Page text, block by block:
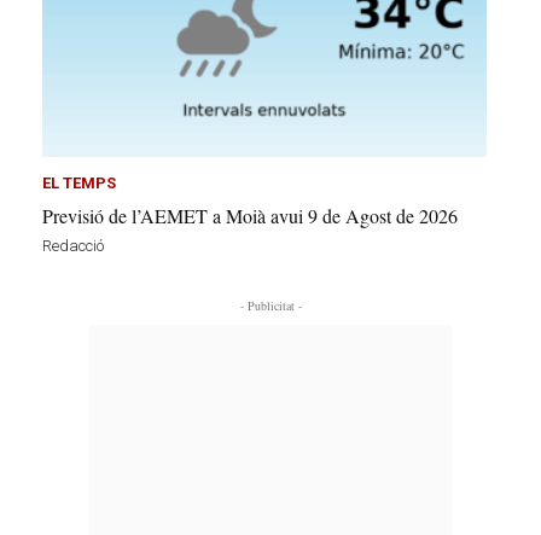
EL TEMPS
Previsió de l’AEMET a Moià avui 9 de Agost de 2026
Redacció
- Publicitat -